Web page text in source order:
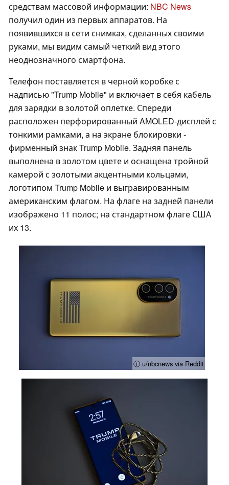
средствам массовой информации: NBC News
получил один из первых аппаратов. На
появившихся в сети снимках, сделанных своими
руками, мы видим самый четкий вид этого
неоднозначного смартфона.
Телефон поставляется в черной коробке с
надписью "Trump Mobile" и включает в себя кабель
для зарядки в золотой оплетке. Спереди
расположен перфорированный AMOLED-дисплей с
тонкими рамками, а на экране блокировки -
фирменный знак Trump Mobile. Задняя панель
выполнена в золотом цвете и оснащена тройной
камерой с золотыми акцентными кольцами,
логотипом Trump Mobile и выгравированным
американским флагом. На флаге на задней панели
изображено 11 полос; на стандартном флаге США
их 13.
ⓘ u/nbcnews via Reddit